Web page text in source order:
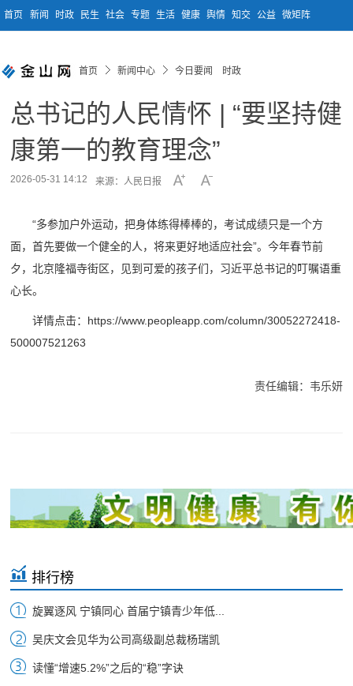
首页 新闻 时政 民生 社会 专题 生活 健康 舆情 知交 公益 微矩阵
首页 新闻中心 今日要闻 时政
总书记的人民情怀 | “要坚持健
康第一的教育理念”
2026-05-31 14:12 来源：人民日报
“多参加户外运动，把身体练得棒棒的，考试成绩只是一个方
面，首先要做一个健全的人，将来更好地适应社会”。今年春节前
夕，北京隆福寺街区，见到可爱的孩子们，习近平总书记的叮嘱语重
心长。
详情点击：https://www.peopleapp.com/column/30052272418-
500007521263
责任编辑：韦乐妍
排行榜
旋翼逐风 宁镇同心 首届宁镇青少年低...
吴庆文会见华为公司高级副总裁杨瑞凯
读懂“增速5.2%”之后的“稳”字诀